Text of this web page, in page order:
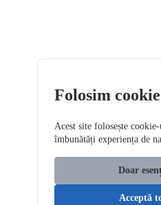
Folosim
Acest site folosește
îmbunătăți experiența de
Doar
Acceptă